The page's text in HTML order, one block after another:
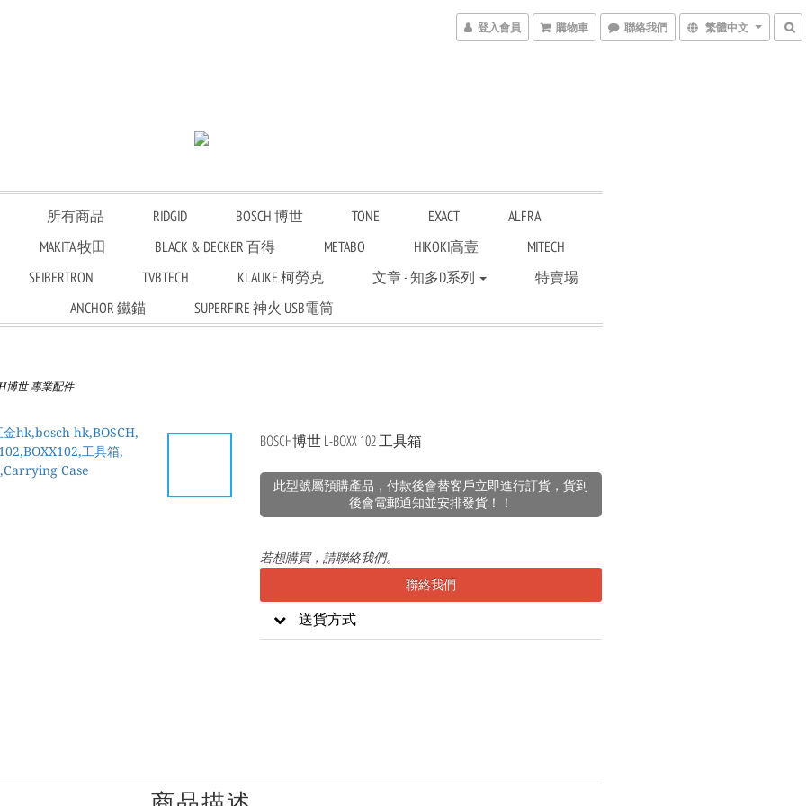
登入會員 購物車 聯絡我們 繁體中文
所有商品 RIDGID BOSCH 博世 TONE EXACT
ALFRA
MAKITA 牧田
BLACK & DECKER 百得 METABO HIKOKI高壹
MITECH
SEIBERTRON
TVBTECH KLAUKE 柯勞克 文章 - 知多D系列
特賣場
ANCHOR 鐵錨
SUPERFIRE 神火 USB電筒
博世 專業配件
BOSCH博世 L-BOXX 102 工具箱
此型號屬預購產品，付款後會替客戶立即進行訂貨，貨到
後會電郵通知並安排發貨！！
若想購買，請聯絡我們。
聯絡我們
送貨方式